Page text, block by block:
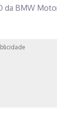
da BMW